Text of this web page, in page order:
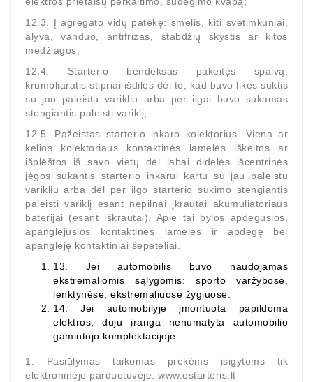
12.3. Į agregato vidų patekę: smėlis, kiti svetimkūniai,
alyva, vanduo, antifrizas, stabdžių skystis ar kitos
medžiagos;
12.4. Starterio bendeksas pakeitęs spalvą,
krumpliaratis stipriai išdilęs dėl to, kad buvo likęs suktis
su jau paleistu varikliu arba per ilgai buvo sukamas
stengiantis paleisti variklį;
12.5. Pažeistas starterio inkaro kolektorius. Viena ar
kelios kolektoriaus kontaktinės lamelės iškeltos ar
išplėštos iš savo vietų dėl labai didelės išcentrinės
jėgos sukantis starterio inkarui kartu su jau paleistu
varikliu arba dėl per ilgo starterio sukimo stengiantis
paleisti variklį esant nepilnai įkrautai akumuliatoriaus
baterijai (esant iškrautai). Apie tai bylos apdegusios,
apanglėjusios kontaktinės lamelės ir apdegę bei
apanglėję kontaktiniai šepetėliai.
13. Jei automobilis buvo naudojamas
ekstremaliomis sąlygomis: sporto varžybose,
lenktynėse, ekstremaliuose žygiuose.
14.Jei automobilyje įmontuota papildoma
elektros, duju įranga nenumatyta automobilio
gamintojo komplektacijoje.
1. Pasiūlymas taikomas prekėms įsigytoms tik
elektroninėje parduotuvėje: www.estarteris.lt